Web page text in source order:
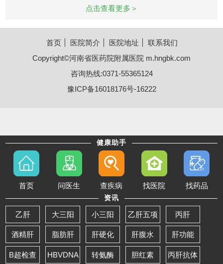
肝炎引起
点击查看更多＞
首页 医院简介 医院地址
联系我们
Copyright©河南省医药院附属医院 m.hngbk.com
咨询热线:0371-55365124
豫ICP备16018176号-16222
健康助手
首页 问医生 查疾病 找医院 找药品
资讯
乙肝 大三阳 小三阳 乙肝五项 丙肝
酒精肝 脂肪肝 肝硬化 肝腹水 肝功能
B超检查 HBVDNA 转氨酶 胆红素 丙肝抗体